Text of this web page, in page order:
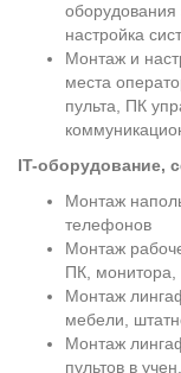
оборудования
настройка
Монтаж и
места
пульта, ПК
IT-оборудование,
Монтаж
телефонов
Монтаж
ПК,
Монтаж
мебели,
Монтаж
пультов в